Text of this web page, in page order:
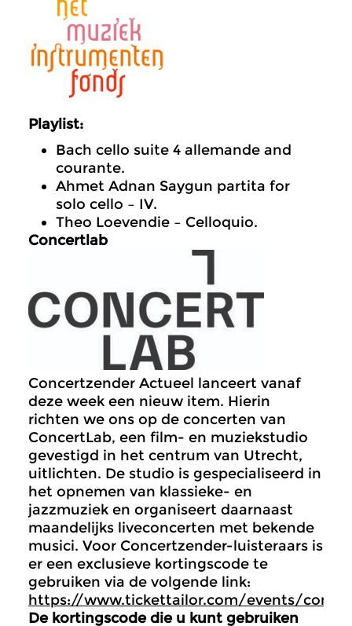
Playlist:
Bach cello suite 4 allemande and
courante.
Ahmet Adnan Saygun partita for
solo cello – IV.
Theo Loevendie – Celloquio.
Concertlab
Concertzender Actueel lanceert vanaf
deze week een nieuw item. Hierin
richten we ons op de concerten van
ConcertLab, een film- en muziekstudio
gevestigd in het centrum van Utrecht,
uitlichten. De studio is gespecialiseerd in
het opnemen van klassieke- en
jazzmuziek en organiseert daarnaast
maandelijks liveconcerten met bekende
musici. Voor Concertzender-luisteraars is
er een exclusieve kortingscode te
gebruiken via de volgende link:
https://www.tickettailor.com/events/
De kortingscode die u kunt gebruiken